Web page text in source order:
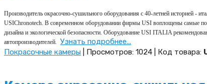
Производитель окрасочно-сушильного оборудования с 40-летней историей -
USIChronotech. В современном оборудовании фирмы USI воплощены самые
дизайна и экологической безопасности. Оборудование USI ITALIA
автопроизводителей. Узнать подробнее...
Покрасочные камеры | Просмотров: 1024 | Код товара: